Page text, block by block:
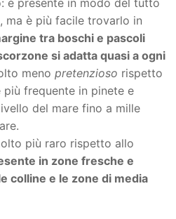
è presente in modo del tutto
ma è più facile trovarlo in
tra boschi e pascoli
si adatta quasi a ogni
meno pretenzioso rispetto
frequente in pinete e
del mare fino a mille
più raro rispetto allo
in zone fresche e
colline e le zone di media